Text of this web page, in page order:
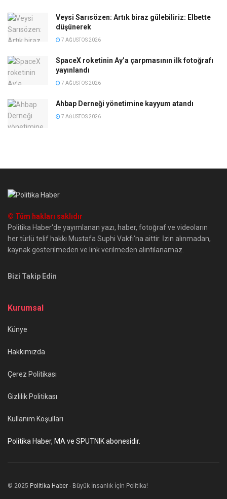
Veysi Sarısözen: Artık biraz gülebiliriz: Elbette
düşünerek
7 AĞUSTOS 2026
SpaceX roketinin Ay’a çarpmasının ilk fotoğrafı
yayınlandı
7 AĞUSTOS 2026
Ahbap Derneği yönetimine kayyum atandı
7 AĞUSTOS 2026
© Tüm hakları saklıdır
Politika Haber'de yayımlanan yazı, haber, fotoğraf ve videoların
her türlü telif hakkı Mustafa Suphi Vakfı'na aittir. İzin alınmadan,
kaynak gösterilmeden ve link verilmeden alıntılanamaz.
Bizi Takip Edin
Kurumsal
Künye
Hakkımızda
Çerez Politikası
Gizlilik Politikası
Kullanım Koşulları
Politika Haber, MA ve SPUTNIK abonesidir.
© 2025 Politika Haber - Büyük İnsanlık İçin Politika!